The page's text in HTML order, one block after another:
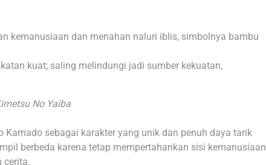
kemanusiaan dan menahan naluri iblis, simbolnya bambu
kuat; saling melindungi jadi sumber kekuatan,
No Yaiba
Kamado sebagai karakter yang unik dan penuh daya tarik
berbeda karena tetap mempertahankan sisi kemanusiaan
cerita.